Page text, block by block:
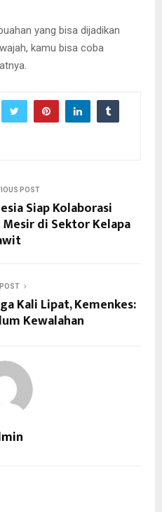
yang bisa dijadikan
kamu bisa coba
POST
Siap Kolaborasi
di Sektor Kelapa
Kali Lipat, Kemenkes:
Kewalahan